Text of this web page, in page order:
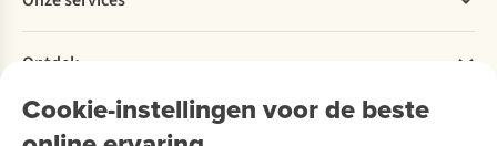
Cookie-instellingen voor de beste
Retourneren
Bestelling herroepen
Garantie
Contact
Explore More
Verantwoord ondernemen
Over Ayacucho
Onze winkels
Over A.S.Adventure
Ski-onderhoud
Wasservice
Ontdek
A.S.Magazine
Podcast